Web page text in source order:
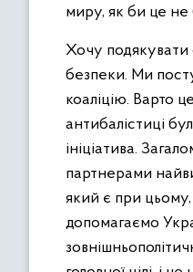
миру, як би це не
Хочу подякувати
безпеки. Ми
коаліцію. Варто
антибалістиці
ініціатива.
партнерами
який є при
допомагаємо